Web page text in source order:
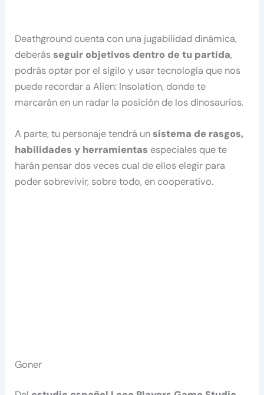
Deathground cuenta con una jugabilidad dinámica,
deberásseguir objetivos dentro de tu partida,
podrás optar por el sigilo y usar tecnología que nos
puede recordar a Alien: Insolation, donde te
marcarán en un radar la posición de los dinosaurios.
A parte, tu personaje tendrá unsistema de rasgos,
habilidades y herramientas especiales que te
harán pensar dos veces cual de ellos elegir para
poder sobrevivir, sobre todo, en cooperativo.
Goner